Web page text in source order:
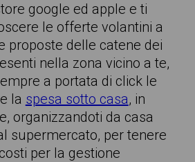
google ed apple e ti
le offerte volantini a
proposte delle catene dei
nella zona vicino a te,
a portata di click le
la spesa sotto casa, in
organizzandoti da casa
supermercato, per tenere
per la gestione